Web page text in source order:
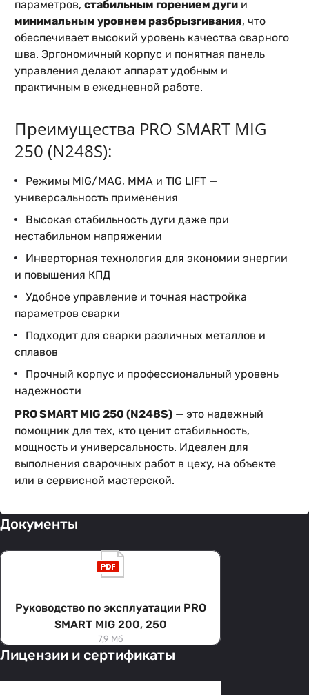
параметров, стабильным горением дуги и
минимальным уровнем разбрызгивания, что
обеспечивает высокий уровень качества сварного
шва. Эргономичный корпус и понятная панель
управления делают аппарат удобным и
практичным в ежедневной работе.
Преимущества PRO SMART MIG
250 (N248S):
Режимы MIG/MAG, MMA и TIG LIFT —
универсальность применения
Высокая стабильность дуги даже при
нестабильном напряжении
Инверторная технология для экономии энергии
и повышения КПД
Удобное управление и точная настройка
параметров сварки
Подходит для сварки различных металлов и
сплавов
Прочный корпус и профессиональный уровень
надежности
PRO SMART MIG 250 (N248S) — это надежный
помощник для тех, кто ценит стабильность,
мощность и универсальность. Идеален для
выполнения сварочных работ в цеху, на объекте
или в сервисной мастерской.
Документы
Руководство по эксплуатации PRO
SMART MIG 200, 250
7,9 Мб
Лицензии и сертификаты